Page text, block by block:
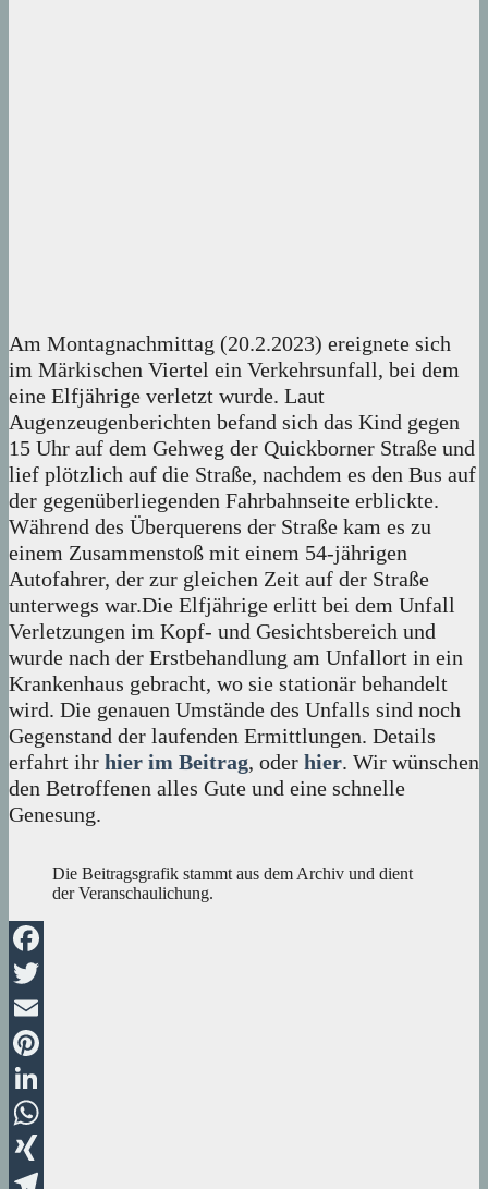
Am Montagnachmittag (20.2.2023) ereignete sich
im Märkischen Viertel ein Verkehrsunfall, bei dem
eine Elfjährige verletzt wurde. Laut
Augenzeugenberichten befand sich das Kind gegen
15 Uhr auf dem Gehweg der Quickborner Straße und
lief plötzlich auf die Straße, nachdem es den Bus auf
der gegenüberliegenden Fahrbahnseite erblickte.
Während des Überquerens der Straße kam es zu
einem Zusammenstoß mit einem 54-jährigen
Autofahrer, der zur gleichen Zeit auf der Straße
unterwegs war.Die Elfjährige erlitt bei dem Unfall
Verletzungen im Kopf- und Gesichtsbereich und
wurde nach der Erstbehandlung am Unfallort in ein
Krankenhaus gebracht, wo sie stationär behandelt
wird. Die genauen Umstände des Unfalls sind noch
Gegenstand der laufenden Ermittlungen. Details
erfahrt ihr hier im Beitrag, oder hier. Wir wünschen
den Betroffenen alles Gute und eine schnelle
Genesung.
Die Beitragsgrafik stammt aus dem Archiv und dient
der Veranschaulichung.
Facebook
Twitter
Email
Pinterest
LinkedIn
WhatsApp
XING